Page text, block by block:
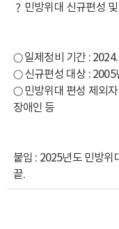
？ 민방위대 신규편성
○ 일제정비 기간 : 2024.
○ 신규편성 대상 : 2005
○ 민방위대 편성 제외자
장애인 등
붙임 : 2025년도 민방위
끝.